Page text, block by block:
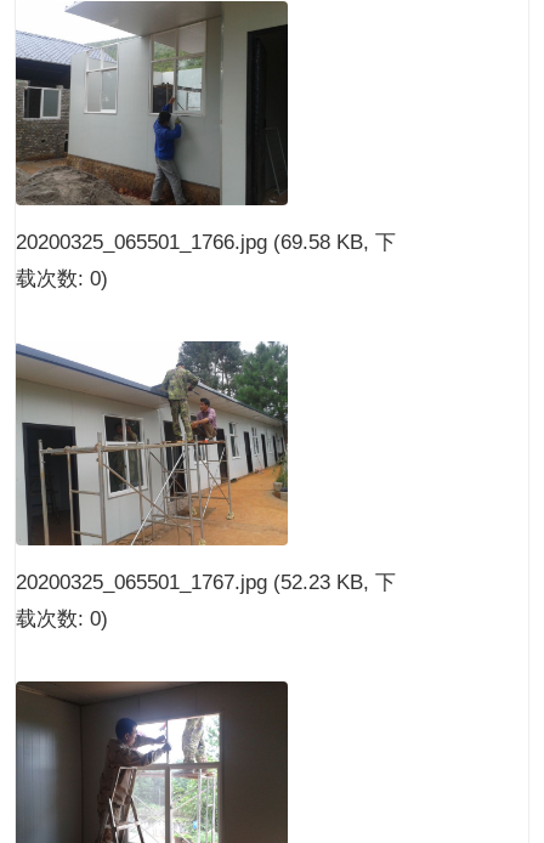
20200325_065501_1766.jpg (69.58 KB, 下
载次数: 0)
20200325_065501_1767.jpg (52.23 KB, 下
载次数: 0)